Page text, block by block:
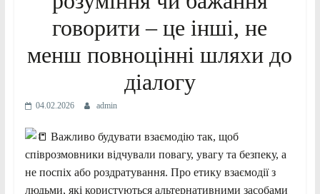
говорити – це інші, не
менш повноцінні шляхи до
діалогу
04.02.2026 admin
Важливо будувати взаємодію так, щоб
співрозмовники відчували повагу, увагу та безпеку, а
не поспіх або роздратування. Про етику взаємодії з
людьми, які користуються альтернативними засобами